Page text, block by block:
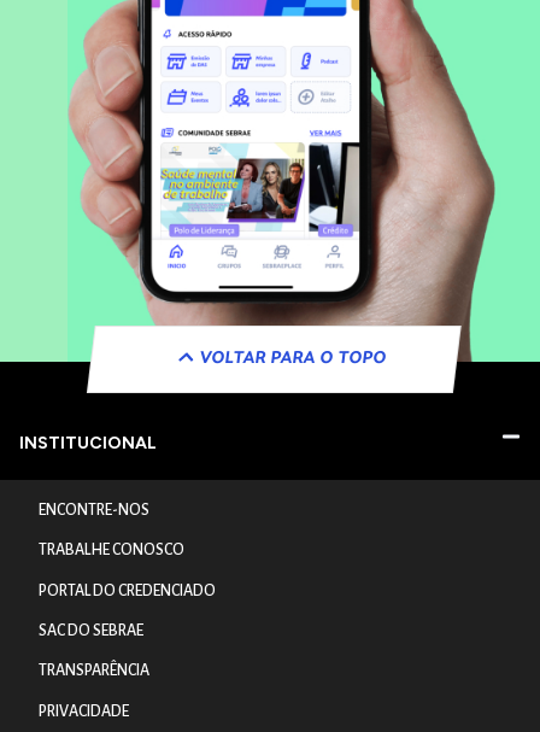
VOLTAR PARA O TOPO
INSTITUCIONAL
ENCONTRE-NOS
TRABALHE CONOSCO
PORTAL DO CREDENCIADO
SAC DO SEBRAE
TRANSPARÊNCIA
PRIVACIDADE